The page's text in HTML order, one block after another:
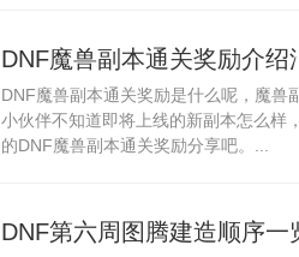
DNF魔兽副本通关奖励介
哪些
DNF魔兽副本通关奖励是什么呢，魔兽
小伙伴不知道即将上线的新副本怎么样
的DNF魔兽副本通关奖励分享吧。...
DNF第六周图腾建造顺序